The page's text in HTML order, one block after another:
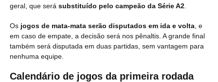
geral, que será substituído pelo campeão da Série A2
Os jogos de mata-mata serão disputados em ida e volta , e
em caso de empate, a decisão será nos pênaltis. A grande final
também será disputada em duas partidas, sem vantagem para
nenhuma equipe.
Calendário de jogos da primeira rodada